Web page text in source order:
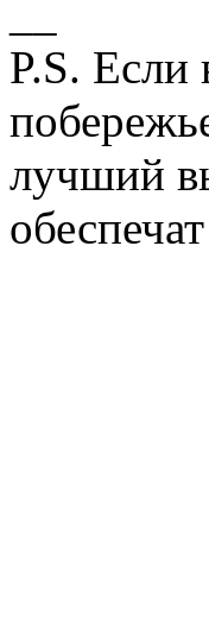
P.S. Если
лучший